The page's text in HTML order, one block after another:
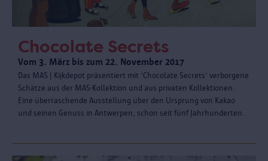
Chocolate Secrets
Vom 3. März bis zum 22. November 2017
Das MAS | Kijkdepot präsentiert mit ‘Chocolate Secrets’ verborgene
Schätze aus der MAS-Kollektion und aus privaten Kollektionen.
Eine überraschende Ausstellung über den Ursprung von Kakao
und seinen Genuss in Antwerpen, schon seit fünf Jahrhunderten.